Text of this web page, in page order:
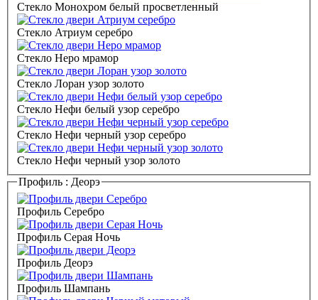
Стекло Монохром белый просветленный
Стекло Атриум серебро
Стекло Неро мрамор
Стекло Лоран узор золото
Стекло Нефи белый узор серебро
Стекло Нефи черный узор серебро
Стекло Нефи черный узор золото
Профиль : Деорэ
Профиль Серебро
Профиль Серая Ночь
Профиль Деорэ
Профиль Шампань